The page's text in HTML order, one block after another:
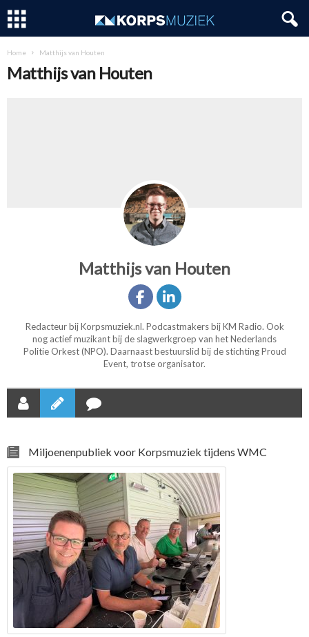
Home Matthijs van Houten
Matthijs van Houten
Matthijs van Houten
Redacteur bij Korpsmuziek.nl. Podcastmakers bij KM Radio. Ook
nog actief muzikant bij de slagwerkgroep van het Nederlands
Politie Orkest (NPO). Daarnaast bestuurslid bij de stichting Proud
Event, trotse organisator.
Miljoenenpubliek voor Korpsmuziek tijdens WMC